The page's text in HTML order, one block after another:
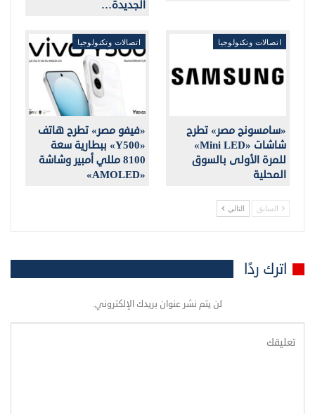
الجديدة…
اتصالات وتكنولوجيا
«سامسونج مصر» تطرح
شاشات «Mini LED»
للمرة الأولى بالسوق
المحلية
اتصالات وتكنولوجيا
«فيفو مصر» تطرح هاتف
«Y500» ببطارية سعة
8100 مللي أمبير وشاشة
«AMOLED»
السابق التالي
اترك ردًا
لن يتم نشر عنوان بريدك الإلكتروني.